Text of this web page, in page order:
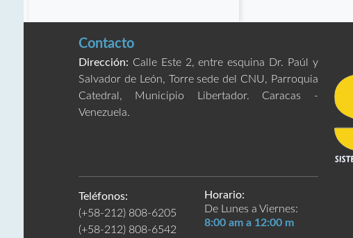
Contacto
Dirección: Calle Este 2, entre esquina Dr. Paúl y
Salvador de León, Torre sede del CNU, Parroquia
Catedral, Municipio Libertador. Caracas -
Venezuela.
Teléfonos:
(+58-212) 808-6205
(+58-212) 808-6542
Horario:
De Lunes a Viernes:
8:00 am a 12:00 m